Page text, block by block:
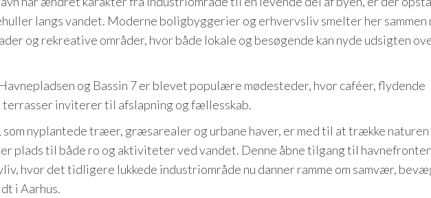
langs vandet. Moderne boligbyggerier og erhvervsliv smelter her sammen
og rekreative områder, hvor både lokale og besøgende kan nyde udsigten
og Bassin 7 er blevet populære mødesteder, hvor caféer, flydende
inviterer til afslapning og fællesskab.
som nyplantede træer, græsarealer og urbane haver, er med til at trække
plads til både ro og aktiviteter ved vandet. Denne åbne tilgang til
hvor det tidligere lukkede industriområde nu danner ramme om samvær,
i Aarhus.